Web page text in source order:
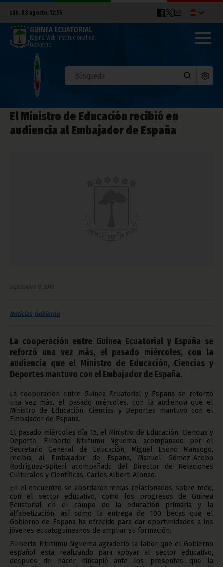
sáb. 08 agosto, 12:56
GUINEA ECUATORIAL
Página Web Institucional del
Gobierno
El Ministro de Educación recibió en
audiencia al Embajador de España
septiembre 17, 2010
Noticias Gobierno
La cooperación entre Guinea Ecuatorial y España se
reforzó una vez más, el pasado miércoles, con la
audiencia que el Ministro de Educación, Ciencias y
Deportes mantuvo con el Embajador de España.
La cooperación entre Guinea Ecuatorial y España se reforzó
una vez más, el pasado miércoles, con la audiencia que el
Ministro de Educación, Ciencias y Deportes mantuvo con el
Embajador de España.
El pasado miércoles día 15, el Ministro de Educación, Ciencias y
Deporte, Filiberto Ntutumu Nguema, acompañado por el
Secretario General de Educación, Miguel Esono Mansogo,
recibía al Embajador de España, Manuel Gómez-Acebo
Rodríguez-Spiteri acompañado del Director de Relaciones
Culturales y Científicas, Carlos Alberti Alonso.
En el encuentro se abordaron temas relacionados, sobre todo,
con el sector educativo, como los progresos de Guinea
Ecuatorial en el campo de la educación primaria y la
alfabetización, así como la entrega de 100 becas que el
Gobierno de España ha ofrecido para dar oportunidades a los
jóvenes ecuatoguineanos de ampliar su formación.
Filiberto Ntutumu Nguema agradeció la labor que el Gobierno
español esta realizando para apoyar al sector educativo,
después de hacer hincapié ante los presentes que la